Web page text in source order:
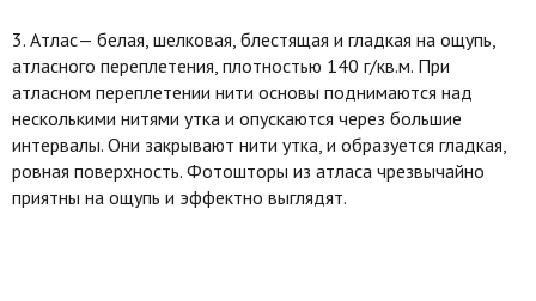
3. Атлас— белая, шелковая, блестящая и гладкая на ощупь,
атласного переплетения, плотностью 140 г/кв.м. При
атласном переплетении нити основы поднимаются над
несколькими нитями утка и опускаются через большие
интервалы. Они закрывают нити утка, и образуется гладкая,
ровная поверхность. Фотошторы из атласа чрезвычайно
приятны на ощупь и эффектно выглядят.